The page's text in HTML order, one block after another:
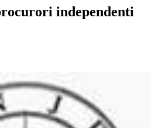
independenti